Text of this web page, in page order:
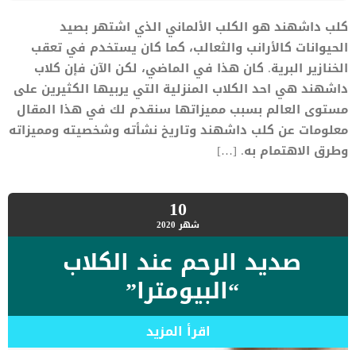
كلب داشهند هو الكلب الألماني الذي اشتهر بصيد
الحيوانات كالأرانب والثعالب، كما كان يستخدم في تعقب
الخنازير البرية. كان هذا في الماضي، لكن الآن فإن كلاب
داشهند هي احد الكلاب المنزلية التي يربيها الكثيرين على
مستوى العالم بسبب مميزاتها سنقدم لك في هذا المقال
معلومات عن كلب داشهند وتاريخ نشأته وشخصيته ومميزاته
وطرق الاهتمام به. […]
10شهر 2020
صديد الرحم عند الكلاب
“البيومترا”
اقرأ المزيد